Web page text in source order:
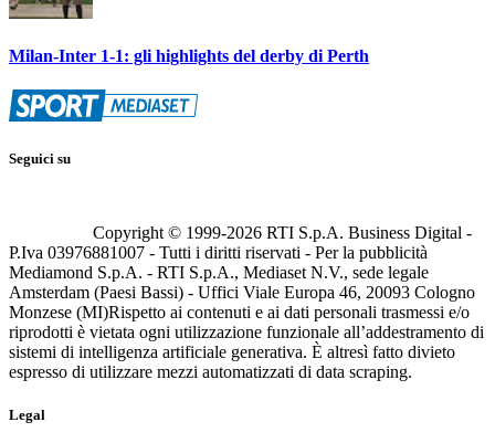
Milan-Inter 1-1: gli highlights del derby di Perth
Seguici su
Copyright © 1999-2026 RTI S.p.A. Business Digital -
P.Iva 03976881007 - Tutti i diritti riservati - Per la pubblicità
Mediamond S.p.A. - RTI S.p.A., Mediaset N.V., sede legale
Amsterdam (Paesi Bassi) - Uffici Viale Europa 46, 20093 Cologno
Monzese (MI)Rispetto ai contenuti e ai dati personali trasmessi e/o
riprodotti è vietata ogni utilizzazione funzionale all’addestramento di
sistemi di intelligenza artificiale generativa. È altresì fatto divieto
espresso di utilizzare mezzi automatizzati di data scraping.
Legal